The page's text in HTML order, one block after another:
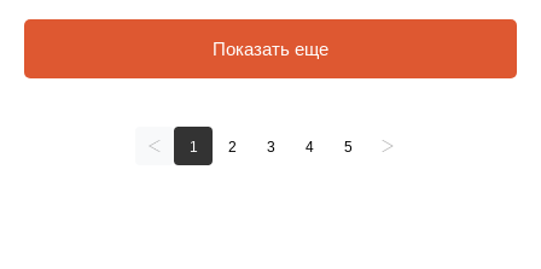
Показать еще
1 2 3 4 5